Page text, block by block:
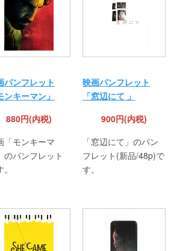
パンフレット
ンキーマン」
880円(内税)
「モンキーマ
のパンフレット
映画パンフレット
「窓辺にて 」
900円(内税)
「窓辺にて」のパン
フレット(新品/48p)で
す。